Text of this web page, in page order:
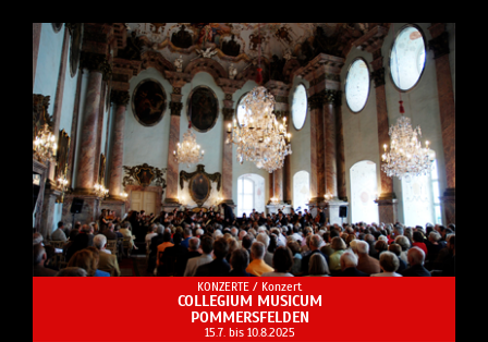
KONZERTE / Konzert
COLLEGIUM MUSICUM
POMMERSFELDEN
15.7. bis 10.8.2025